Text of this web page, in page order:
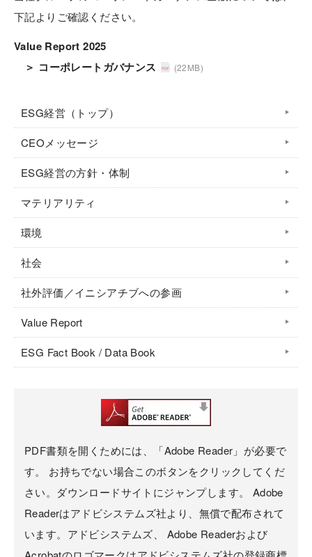
下記よりご確認ください。
Value Report 2025
＞ コーポレートガバナンス
(22MB)
ESG経営（トップ）
CEOメッセージ
ESG経営の方針・体制
マテリアリティ
環境
社会
社外評価／イニシアチブへの参画
Value Report
ESG Fact Book / Data Book
PDF書類を開くためには、「Adobe Reader」が必要で
す。 お持ちでない場合このボタンをクリックしてくだ
さい。ダウンロードサイトにジャンプします。 Adobe
Readerはアドビシステムズ社より、無償で配布されて
います。アドビシステムズ、 Adobe Readerおよび